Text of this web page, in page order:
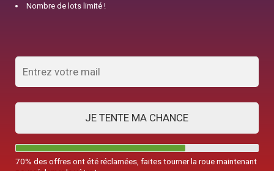
Nombre de lots limité !
JE TENTE MA CHANCE
70% des offres ont été réclamées, faites tourner la roue maintenant